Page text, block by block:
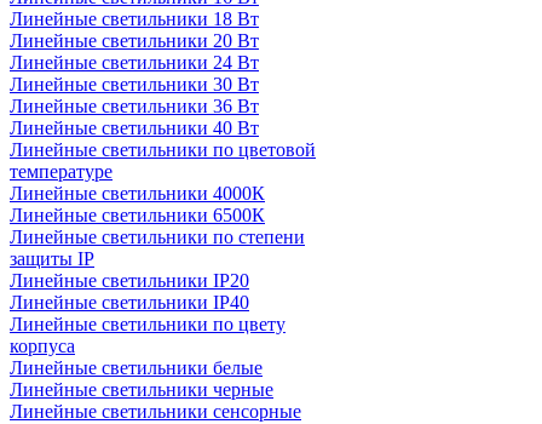
Линейные светильники 18 Вт
Линейные светильники 20 Вт
Линейные светильники 24 Вт
Линейные светильники 30 Вт
Линейные светильники 36 Вт
Линейные светильники 40 Вт
Линейные светильники по цветовой
температуре
Линейные светильники 4000К
Линейные светильники 6500К
Линейные светильники по степени
защиты IP
Линейные светильники IP20
Линейные светильники IP40
Линейные светильники по цвету
корпуса
Линейные светильники белые
Линейные светильники черные
Линейные светильники сенсорные